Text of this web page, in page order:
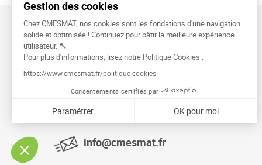
CMESMAT
91026 EVRY COURCOURONNES
info@cmesmat.fr